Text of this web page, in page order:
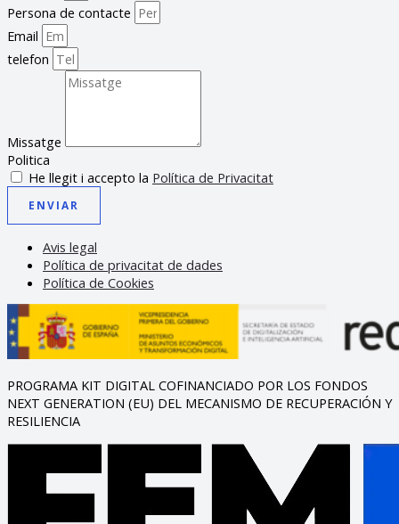
Persona de contacte
Email
telefon
Missatge
Politica
He llegit i accepto la Política de Privacitat
ENVIAR
Avis legal
Política de privacitat de dades
Política de Cookies
PROGRAMA KIT DIGITAL COFINANCIADO POR LOS FONDOS
NEXT GENERATION (EU) DEL MECANISMO DE RECUPERACIÓN Y
RESILIENCIA